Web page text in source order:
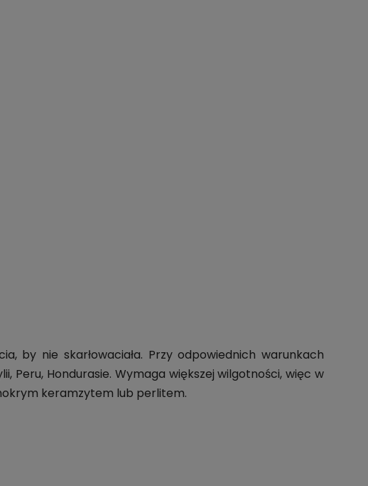
by nie skarłowaciała. Przy odpowiednich warunkach
Peru, Hondurasie. Wymaga większej wilgotności, więc w
keramzytem lub perlitem.